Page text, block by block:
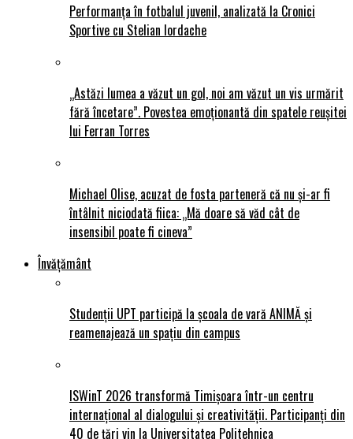
Performanța în fotbalul juvenil, analizată la Cronici
Sportive cu Stelian Iordache
„Astăzi lumea a văzut un gol, noi am văzut un vis urmărit
fără încetare”. Povestea emoționantă din spatele reușitei
lui Ferran Torres
Michael Olise, acuzat de fosta parteneră că nu și-ar fi
întâlnit niciodată fiica: „Mă doare să văd cât de
insensibil poate fi cineva”
Învățământ
Studenții UPT participă la școala de vară ANIMĂ și
reamenajează un spațiu din campus
ISWinT 2026 transformă Timișoara într-un centru
internațional al dialogului și creativității. Participanți din
40 de țări vin la Universitatea Politehnica